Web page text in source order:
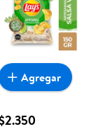
Agregar